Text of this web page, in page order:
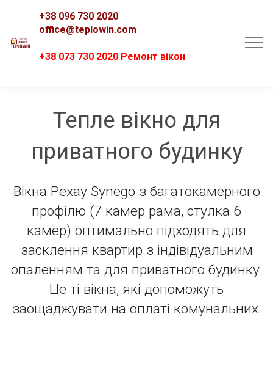
+38 096 730 2020
office@teplowin.com
+38 073 730 2020 Ремонт вікон
Тепле вікно для
приватного будинку
Вікна Рехау Synego з багатокамерного
профілю (7 камер рама, стулка 6
камер) оптимально підходять для
засклення квартир з індівідуальним
опаленням та для приватного будинку.
Це ті вікна, які допоможуть
заощаджувати на оплаті комунальних.